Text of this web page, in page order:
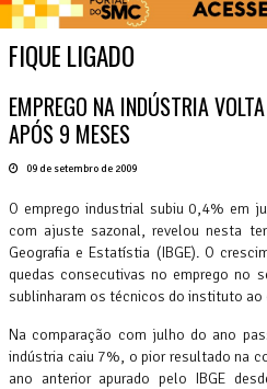
FIQUE LIGADO
EMPREGO NA INDÚSTRIA
APÓS 9 MESES
09 de setembro de 2009
O emprego industrial subiu 0,4% em
com ajuste sazonal, revelou nesta
Geografia e Estatístia (IBGE). O
quedas consecutivas no emprego no
sublinharam os técnicos do instituto ao
Na comparação com julho do ano
indústria caiu 7%, o pior resultado na
ano anterior apurado pelo IBGE